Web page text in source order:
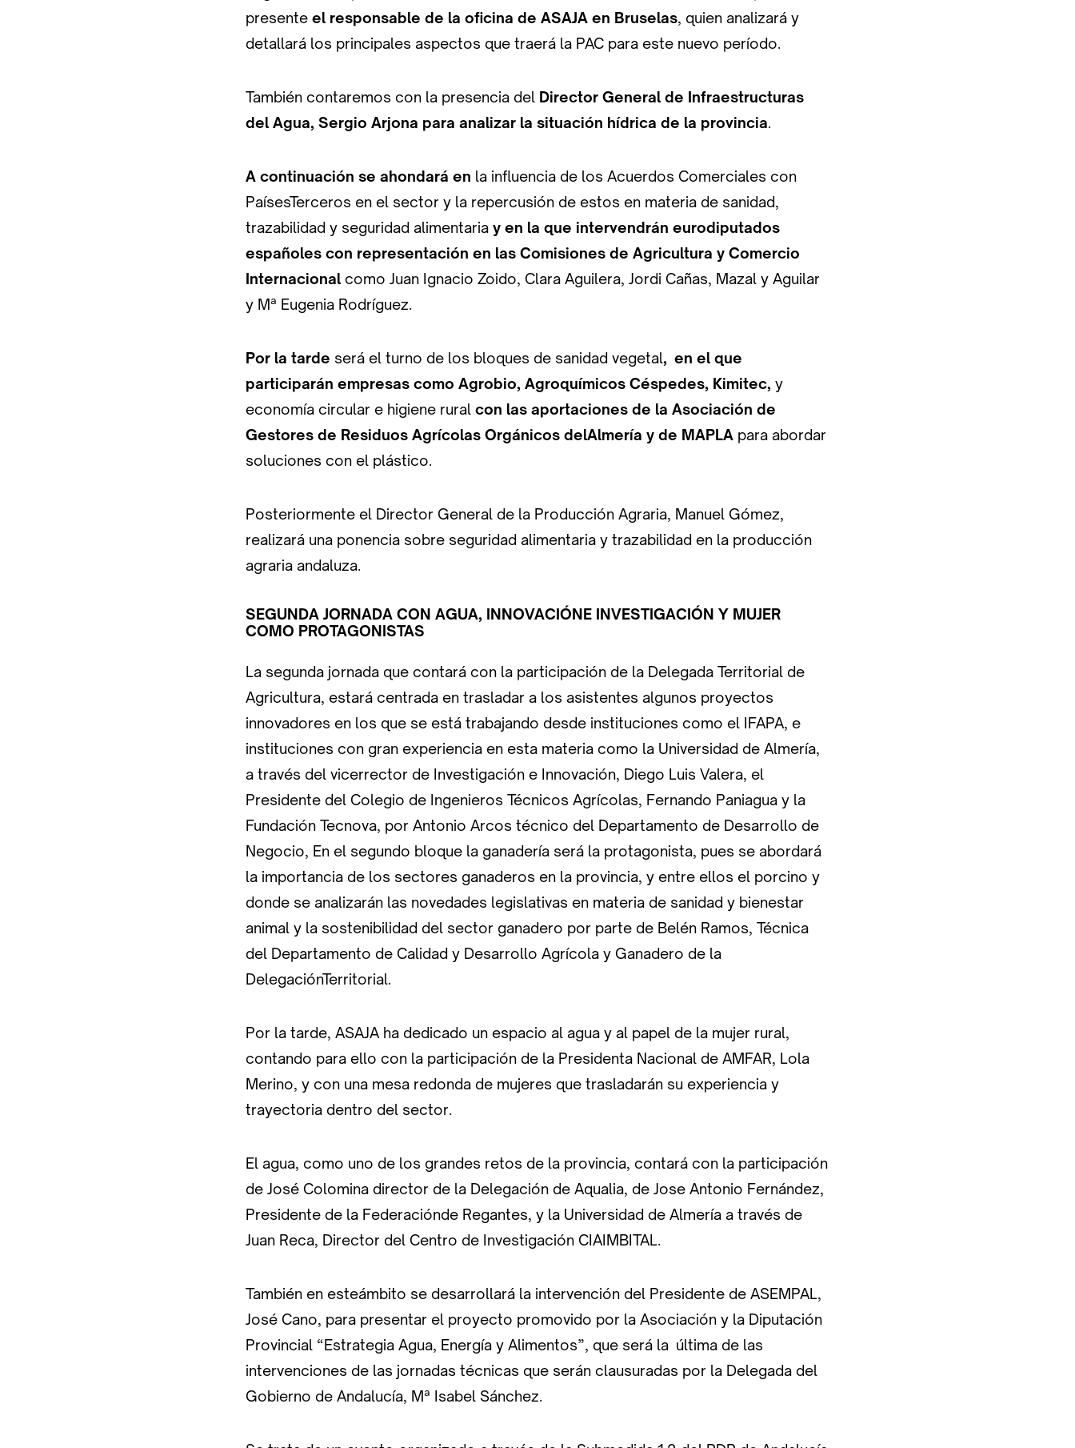
presente el responsable de la oficina de ASAJA en Bruselas, quien analizará y
detallará los principales aspectos que traerá la PAC para este nuevo período.
También contaremos con la presencia del Director General de Infraestructuras
del Agua, Sergio Arjona para analizar la situación hídrica de la provincia.
A continuación se ahondará en la influencia de los Acuerdos Comerciales con
PaísesTerceros en el sector y la repercusión de estos en materia de sanidad,
trazabilidad y seguridad alimentaria y en la que intervendrán eurodiputados
españoles con representación en las Comisiones de Agricultura y Comercio
Internacional como Juan Ignacio Zoido, Clara Aguilera, Jordi Cañas, Mazal y Aguilar
y Mª Eugenia Rodríguez.
Por la tarde será el turno de los bloques de sanidad vegetal, en el que
participarán empresas como Agrobio, Agroquímicos Céspedes, Kimitec, y
economía circular e higiene rural con las aportaciones de la Asociación de
Gestores de Residuos Agrícolas Orgánicos delAlmería y de MAPLA para abordar
soluciones con el plástico.
Posteriormente el Director General de la Producción Agraria, Manuel Gómez,
realizará una ponencia sobre seguridad alimentaria y trazabilidad en la producción
agraria andaluza.
SEGUNDA JORNADA CON AGUA, INNOVACIÓNE INVESTIGACIÓN Y MUJER
COMO PROTAGONISTAS
La segunda jornada que contará con la participación de la Delegada Territorial de
Agricultura, estará centrada en trasladar a los asistentes algunos proyectos
innovadores en los que se está trabajando desde instituciones como el IFAPA, e
instituciones con gran experiencia en esta materia como la Universidad de Almería,
a través del vicerrector de Investigación e Innovación, Diego Luis Valera, el
Presidente del Colegio de Ingenieros Técnicos Agrícolas, Fernando Paniagua y la
Fundación Tecnova, por Antonio Arcos técnico del Departamento de Desarrollo de
Negocio, En el segundo bloque la ganadería será la protagonista, pues se abordará
la importancia de los sectores ganaderos en la provincia, y entre ellos el porcino y
donde se analizarán las novedades legislativas en materia de sanidad y bienestar
animal y la sostenibilidad del sector ganadero por parte de Belén Ramos, Técnica
del Departamento de Calidad y Desarrollo Agrícola y Ganadero de la
DelegaciónTerritorial.
Por la tarde, ASAJA ha dedicado un espacio al agua y al papel de la mujer rural,
contando para ello con la participación de la Presidenta Nacional de AMFAR, Lola
Merino, y con una mesa redonda de mujeres que trasladarán su experiencia y
trayectoria dentro del sector.
El agua, como uno de los grandes retos de la provincia, contará con la participación
de José Colomina director de la Delegación de Aqualia, de Jose Antonio Fernández,
Presidente de la Federaciónde Regantes, y la Universidad de Almería a través de
Juan Reca, Director del Centro de Investigación CIAIMBITAL.
También en esteámbito se desarrollará la intervención del Presidente de ASEMPAL,
José Cano, para presentar el proyecto promovido por la Asociación y la Diputación
Provincial “Estrategia Agua, Energía y Alimentos”, que será la última de las
intervenciones de las jornadas técnicas que serán clausuradas por la Delegada del
Gobierno de Andalucía, Mª Isabel Sánchez.